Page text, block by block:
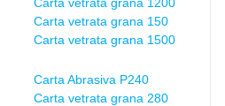
Carta vetrata grana 150
Carta vetrata grana 1500
Carta Abrasiva P240
Carta vetrata grana 280